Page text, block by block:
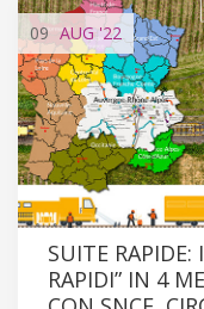
09 AUG'22
SUITE RAPIDE:
RAPIDI” IN 4